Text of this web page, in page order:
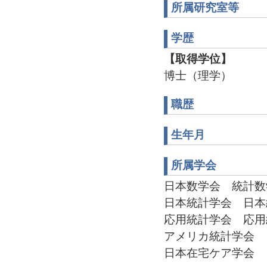
所属研究室等
学歴
【取得学位】
博士（理学）
職歴
生年月
所属学会
日本数学会 統計
日本統計学会 日
応用統計学会 応
アメリカ統計学会
日本在宅ケア学会